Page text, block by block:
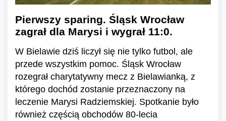
Pierwszy sparing. Śląsk Wrocław
zagrał dla Marysi i wygrał 11:0.
W Bielawie dziś liczył się nie tylko futbol, ale
przede wszystkim pomoc. Śląsk Wrocław
rozegrał charytatywny mecz z Bielawianką, z
którego dochód zostanie przeznaczony na
leczenie Marysi Radziemskiej. Spotkanie było
również częścią obchodów 80-lecia